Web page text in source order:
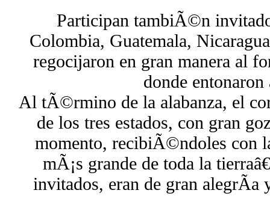
Participan tambiÃ©n
Colombia, Guatemala,
regocijaron en gran manera al
donde entonaron
Al tÃ©rmino de la alabanza, el
de los tres estados, con gran
momento, recibiÃ©ndoles con
mÃ¡s grande de toda la
invitados, eran de gran alegrÃ­a